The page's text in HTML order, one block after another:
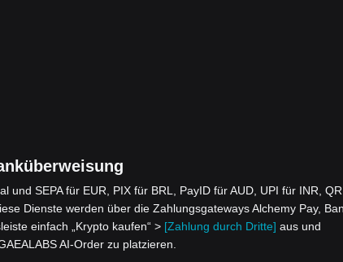
SEPA für EUR, PIX für BRL, PayID für AUD, UPI für INR,
Dienste werden über die Zahlungsgateways Alchemy Pay,
einfach „Krypto kaufen“ > [Zahlung durch Dritte] aus und
AI-Order zu platzieren.